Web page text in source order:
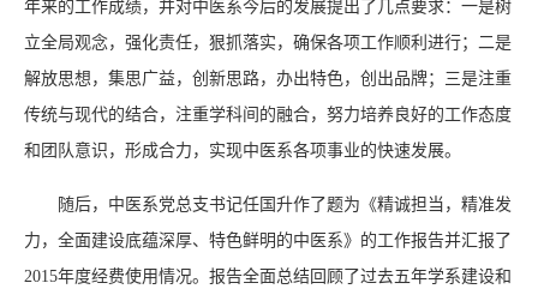
年来的工作成绩，并对中医系今后的发展提出了几点要求：一是树
立全局观念，强化责任，狠抓落实，确保各项工作顺利进行；二是
解放思想，集思广益，创新思路，办出特色，创出品牌；三是注重
传统与现代的结合，注重学科间的融合，努力培养良好的工作态度
和团队意识，形成合力，实现中医系各项事业的快速发展。
随后，中医系党总支书记任国升作了题为《精诚担当，精准发
力，全面建设底蕴深厚、特色鲜明的中医系》的工作报告并汇报了
2015年度经费使用情况。报告全面总结回顾了过去五年学系建设和